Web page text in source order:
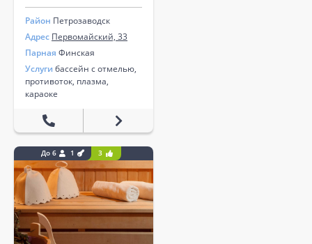
Район Петрозаводск
Адрес Первомайский, 33
Парная Финская
Услуги бассейн с отмелью,
противоток, плазма,
караоке
До 6 1 3